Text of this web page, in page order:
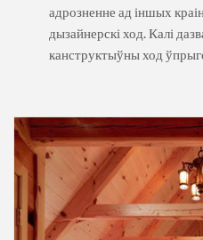
адрозненне ад іншых
дызайнерскі ход. Калі
канструктыўны ход